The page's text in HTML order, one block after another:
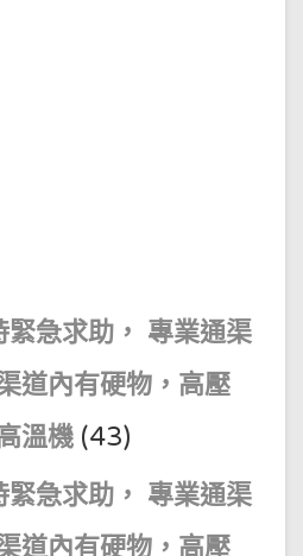
急求助， 專業通渠
道內有硬物，高壓
溫機 (43)
急求助， 專業通渠
道內有硬物，高壓